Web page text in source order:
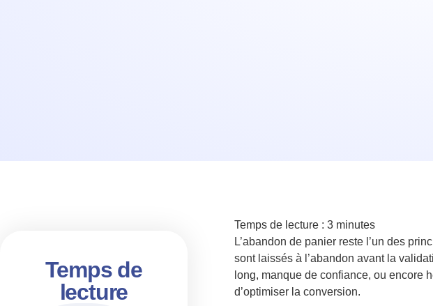
Temps de
lecture
Temps de lecture : 3 minutes
L’abandon de panier reste l’un des
sont laissés à l’abandon avant la
long, manque de confiance, ou encore
d’optimiser la conversion.